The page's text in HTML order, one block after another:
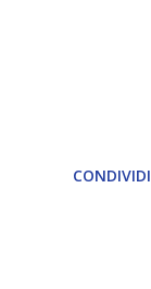
CONDIVIDI